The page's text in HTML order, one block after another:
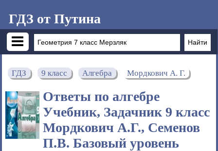
ГДЗ от Путина
ГДЗ 9 класс Алгебра Мордкович А. Г.
Ответы по алгебре
Учебник, Задачник 9 класс
Мордкович А.Г., Семенов
П.В. Базовый уровень